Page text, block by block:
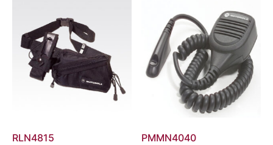
RLN4815 PMMN4040